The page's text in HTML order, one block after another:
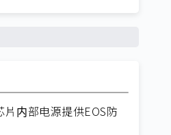
内部电源提供EOS防